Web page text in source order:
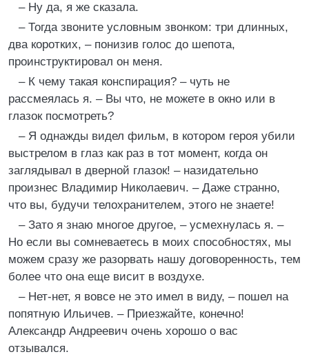
– Ну да, я же сказала.
– Тогда звоните условным звонком: три длинных,
два коротких, – понизив голос до шепота,
проинструктировал он меня.
– К чему такая конспирация? – чуть не
рассмеялась я. – Вы что, не можете в окно или в
глазок посмотреть?
– Я однажды видел фильм, в котором героя убили
выстрелом в глаз как раз в тот момент, когда он
заглядывал в дверной глазок! – назидательно
произнес Владимир Николаевич. – Даже странно,
что вы, будучи телохранителем, этого не знаете!
– Зато я знаю многое другое, – усмехнулась я. –
Но если вы сомневаетесь в моих способностях, мы
можем сразу же разорвать нашу договоренность, тем
более что она еще висит в воздухе.
– Нет-нет, я вовсе не это имел в виду, – пошел на
попятную Ильичев. – Приезжайте, конечно!
Александр Андреевич очень хорошо о вас
отзывался.